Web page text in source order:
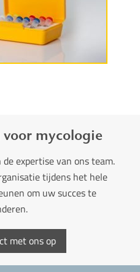
mycologie
expertise van ons team.
tijdens het hele
om uw succes te
met ons op